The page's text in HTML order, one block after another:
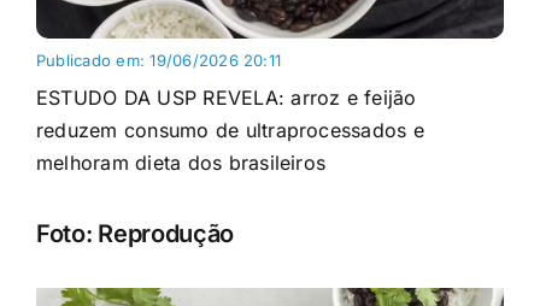
Publicado em: 19/06/2026 20:11
ESTUDO DA USP REVELA: arroz e feijão
reduzem consumo de ultraprocessados e
melhoram dieta dos brasileiros
Foto: Reprodução